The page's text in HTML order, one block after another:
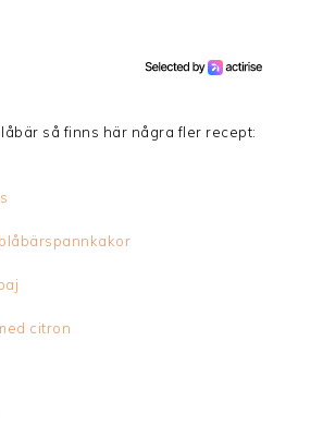
så finns här några fler recept:
citron